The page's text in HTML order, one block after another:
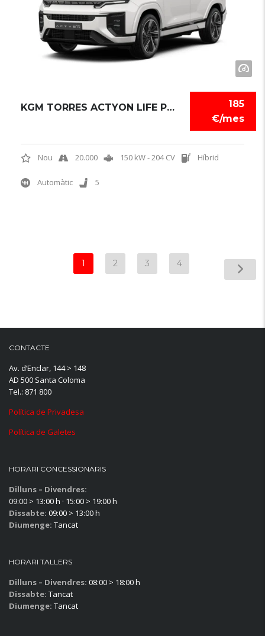
185
€/mes
KGM TORRES ACTYON LIFE PLUS HEV
Nou 20.000 150 kW - 204 CV Híbrid
Automàtic 5
1 2 3 4
CONTACTE
Av. d’Enclar, 144 > 148
AD 500 Santa Coloma
Tel.: 871 800
Política de Privadesa
Política de Galetes
HORARI CONCESSIONARIS
Dilluns – Divendres:
09:00 > 13:00 h · 15:00 > 19:00 h
Dissabte: 09:00 > 13:00 h
Diumenge: Tancat
HORARI TALLERS
Dilluns – Divendres: 08:00 > 18:00 h
Dissabte: Tancat
Diumenge: Tancat